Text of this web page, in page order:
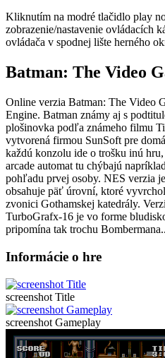
Kliknutím na modré tlačidlo play
zobrazenie/nastavenie ovládacích
ovládača v spodnej lište herného
Batman: The Video
Online verzia Batman: The Video
Engine. Batman známy aj s
plošinovka podľa známeho filmu
vytvorená firmou SunSoft pre
každú konzolu ide o trošku inú
arcade automat tu chýbajú
pohľadu prvej osoby. NES verzia
obsahuje päť úrovní, ktoré
zvonici Gothamskej katedrály.
TurboGrafx-16 je vo forme
pripomína tak trochu
Informácie o hre
screenshot Title
screenshot Gameplay